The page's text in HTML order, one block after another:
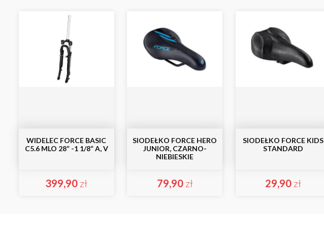
WIDELEC FORCE BASIC
C5.6 MLO 28“ -1 1/8“ A, V
399,90 zł
SIODEŁKO FORCE HERO
JUNIOR, CZARNO-
NIEBIESKIE
79,90 zł
SIODEŁKO FORCE KIDS
STANDARD
29,90 zł